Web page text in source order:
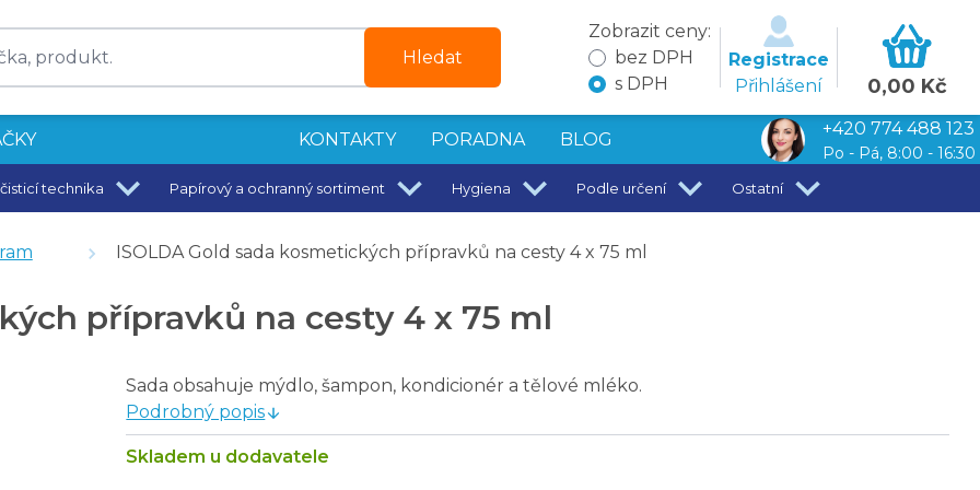
Hledat
Zobrazit ceny:
bez DPH
s DPH
Registrace
Přihlášení
0,00 Kč
KONTAKTY PORADNA BLOG
+420 774 488 123
Po - Pá, 8:00 - 16:30
technika Papírový a ochranný sortiment Hygiena Podle určení Ostatní
ISOLDA Gold sada kosmetických přípravků na cesty 4 x 75 ml
přípravků na cesty 4 x 75 ml
Sada obsahuje mýdlo, šampon, kondicionér a tělové mléko.
Podrobný popis
Skladem u dodavatele